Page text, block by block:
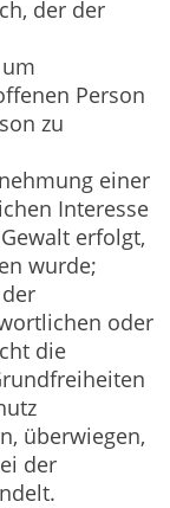
der der
Person
zu
einer
Interesse
erfolgt,
wurde;
oder
die
überwiegen,
der